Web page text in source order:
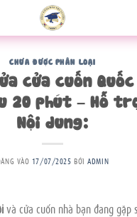
CHƯA ĐƯỢC PHÂN LOẠI
cửa cuốn Quốc
20 phút – Hỗ
Nội dung:
VÀO 17/07/2025 BỞIADMIN
và cửa cuốn nhà bạn đang gặp